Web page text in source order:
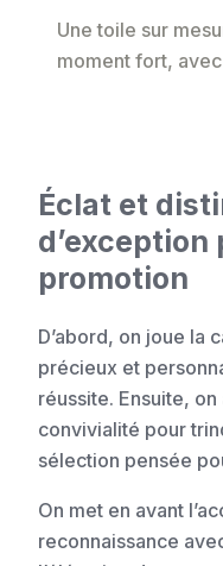
Une toile sur
moment fort,
Éclat et
promotion
D’abord, on joue la
précieux et
réussite. Ensuite,
convivialité pour
sélection pensée
On met en avant
reconnaissance